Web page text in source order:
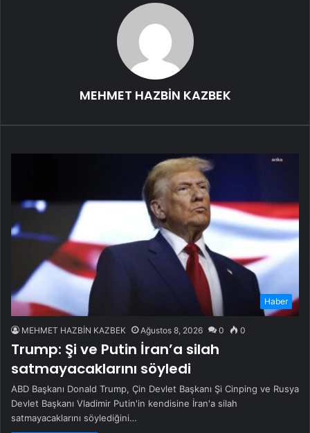
MEHMET HAZBİN KAZBEK
Haber
MEHMET HAZBİN KAZBEK Ağustos 8, 2026 0 0
Trump: Şi ve Putin İran’a silah
satmayacaklarını söyledi
ABD Başkanı Donald Trump, Çin Devlet Başkanı Şi Cinping ve Rusya
Devlet Başkanı Vladimir Putin'in kendisine İran'a silah
satmayacaklarını söylediğini…